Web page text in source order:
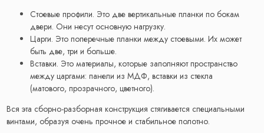
Стоевые профили. Это две вертикальные планки по бокам
двери. Они несут основную нагрузку.
Царги. Это поперечные планки между стоевыми. Их может
быть две, три и больше.
Вставки. Это материалы, которые заполняют пространство
между царгами: панели из МДФ, вставки из стекла
(матового, прозрачного, цветного).
Вся эта сборно-разборная конструкция стягивается специальными
винтами, образуя очень прочное и стабильное полотно.